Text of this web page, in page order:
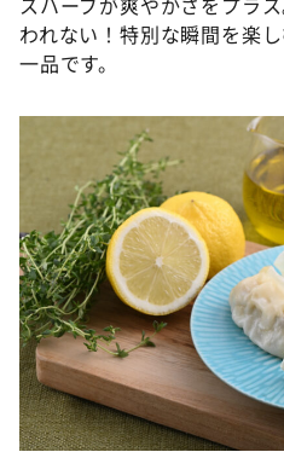
われない！特別な瞬間を楽
一品です。